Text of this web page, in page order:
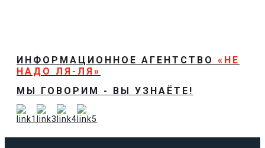
ИНФОРМАЦИОННОЕ АГЕНТСТВО «НЕ
НАДО ЛЯ-ЛЯ»
МЫ ГОВОРИМ - ВЫ УЗНАЁТЕ!